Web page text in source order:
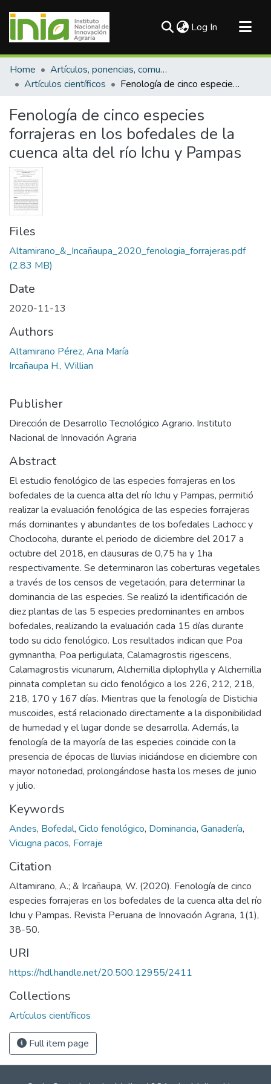
Log In (current)
Communities & Collections
All of DSpace
Home
Artículos, ponencias, comunicaciones en congresos
Artículos científicos
Fenología de cinco especies forrajeras en los bofedales de la cuenca alta del río Ichu y Pampas
Fenología de cinco especies
forrajeras en los bofedales de la
cuenca alta del río Ichu y Pampas
Files
Altamirano_&_Incañaupa_2020_fenologia_forrajeras.pdf
(2.83 MB)
Date
2020-11-13
Authors
Altamirano Pérez, Ana María
Ircañaupa H., Willian
Publisher
Dirección de Desarrollo Tecnológico Agrario. Instituto
Nacional de Innovación Agraria
Abstract
El estudio fenológico de las especies forrajeras en los
bofedales de la cuenca alta del río Ichu y Pampas, permitió
realizar la evaluación fenológica de las especies forrajeras
más dominantes y abundantes de los bofedales Lachocc y
Choclocoha, durante el periodo de diciembre del 2017 a
octubre del 2018, en clausuras de 0,75 ha y 1ha
respectivamente. Se determinaron las coberturas vegetales
a través de los censos de vegetación, para determinar la
dominancia de las especies. Se realizó la identificación de
diez plantas de las 5 especies predominantes en ambos
bofedales, realizando la evaluación cada 15 días durante
todo su ciclo fenológico. Los resultados indican que Poa
gymnantha, Poa perligulata, Calamagrostis rigescens,
Calamagrostis vicunarum, Alchemilla diplophylla y Alchemilla
pinnata completan su ciclo fenológico a los 226, 212, 218,
218, 170 y 167 días. Mientras que la fenología de Distichia
muscoides, está relacionado directamente a la disponibilidad
de humedad y el lugar donde se desarrolla. Además, la
fenología de la mayoría de las especies coincide con la
presencia de épocas de lluvias iniciándose en diciembre con
mayor notoriedad, prolongándose hasta los meses de junio
y julio.
Keywords
Andes, Bofedal, Ciclo fenológico, Dominancia, Ganadería,
Vicugna pacos, Forraje
Citation
Altamirano, A.; & Ircañaupa, W. (2020). Fenología de cinco
especies forrajeras en los bofedales de la cuenca alta del río
Ichu y Pampas. Revista Peruana de Innovación Agraria, 1(1),
38-50.
URI
https://hdl.handle.net/20.500.12955/2411
Collections
Artículos científicos
Full item page